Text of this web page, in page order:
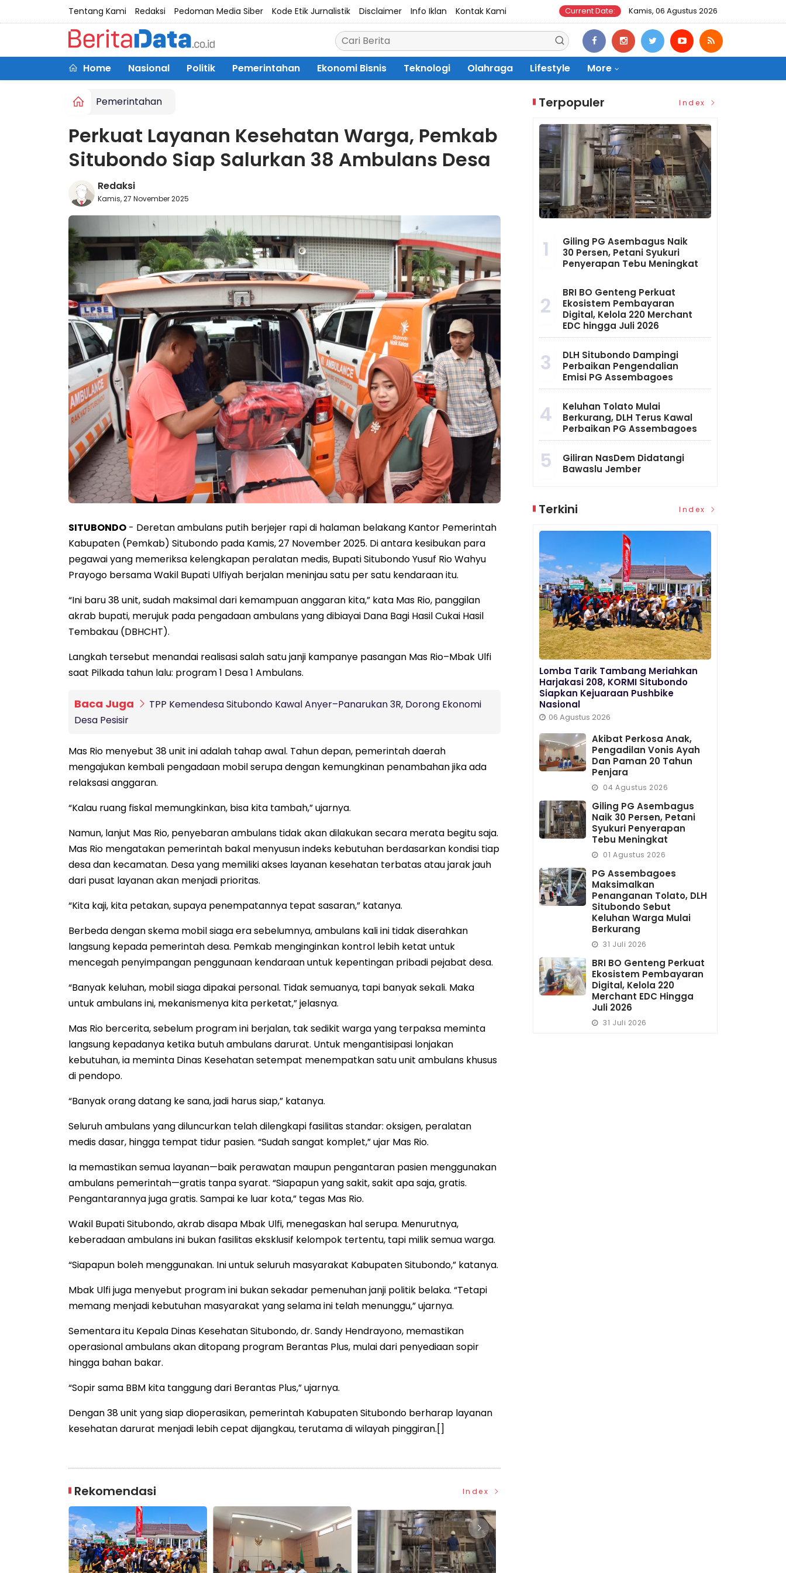
Tentang Kami Redaksi Pedoman Media Siber Kode Etik Jurnalistik Disclaimer Info Iklan Kontak Kami Current Date: Kamis, 06 Agustus 2026
Home Nasional Politik Pemerintahan Ekonomi Bisnis Teknologi Olahraga Lifestyle More
Pemerintahan
Perkuat Layanan Kesehatan Warga, Pemkab
Situbondo Siap Salurkan 38 Ambulans Desa
Redaksi
Kamis, 27 November 2025
SITUBONDO - Deretan ambulans putih berjejer rapi di halaman belakang Kantor Pemerintah
Kabupaten (Pemkab) Situbondo pada Kamis, 27 November 2025. Di antara kesibukan para
pegawai yang memeriksa kelengkapan peralatan medis, Bupati Situbondo Yusuf Rio Wahyu
Prayogo bersama Wakil Bupati Ulfiyah berjalan meninjau satu per satu kendaraan itu.
“Ini baru 38 unit, sudah maksimal dari kemampuan anggaran kita,” kata Mas Rio, panggilan
akrab bupati, merujuk pada pengadaan ambulans yang dibiayai Dana Bagi Hasil Cukai Hasil
Tembakau (DBHCHT).
Langkah tersebut menandai realisasi salah satu janji kampanye pasangan Mas Rio–Mbak Ulfi
saat Pilkada tahun lalu: program 1 Desa 1 Ambulans.
Baca Juga
TPP Kemendesa Situbondo Kawal Anyer–Panarukan 3R, Dorong Ekonomi
Desa Pesisir
Mas Rio menyebut 38 unit ini adalah tahap awal. Tahun depan, pemerintah daerah
mengajukan kembali pengadaan mobil serupa dengan kemungkinan penambahan jika ada
relaksasi anggaran.
“Kalau ruang fiskal memungkinkan, bisa kita tambah,” ujarnya.
Namun, lanjut Mas Rio, penyebaran ambulans tidak akan dilakukan secara merata begitu saja.
Mas Rio mengatakan pemerintah bakal menyusun indeks kebutuhan berdasarkan kondisi tiap
desa dan kecamatan. Desa yang memiliki akses layanan kesehatan terbatas atau jarak jauh
dari pusat layanan akan menjadi prioritas.
“Kita kaji, kita petakan, supaya penempatannya tepat sasaran,” katanya.
Berbeda dengan skema mobil siaga era sebelumnya, ambulans kali ini tidak diserahkan
langsung kepada pemerintah desa. Pemkab menginginkan kontrol lebih ketat untuk
mencegah penyimpangan penggunaan kendaraan untuk kepentingan pribadi pejabat desa.
“Banyak keluhan, mobil siaga dipakai personal. Tidak semuanya, tapi banyak sekali. Maka
untuk ambulans ini, mekanismenya kita perketat,” jelasnya.
Mas Rio bercerita, sebelum program ini berjalan, tak sedikit warga yang terpaksa meminta
langsung kepadanya ketika butuh ambulans darurat. Untuk mengantisipasi lonjakan
kebutuhan, ia meminta Dinas Kesehatan setempat menempatkan satu unit ambulans khusus
di pendopo.
“Banyak orang datang ke sana, jadi harus siap,” katanya.
Seluruh ambulans yang diluncurkan telah dilengkapi fasilitas standar: oksigen, peralatan
medis dasar, hingga tempat tidur pasien. “Sudah sangat komplet,” ujar Mas Rio.
Ia memastikan semua layanan—baik perawatan maupun pengantaran pasien menggunakan
ambulans pemerintah—gratis tanpa syarat. “Siapapun yang sakit, sakit apa saja, gratis.
Pengantarannya juga gratis. Sampai ke luar kota,” tegas Mas Rio.
Wakil Bupati Situbondo, akrab disapa Mbak Ulfi, menegaskan hal serupa. Menurutnya,
keberadaan ambulans ini bukan fasilitas eksklusif kelompok tertentu, tapi milik semua warga.
“Siapapun boleh menggunakan. Ini untuk seluruh masyarakat Kabupaten Situbondo,” katanya.
Mbak Ulfi juga menyebut program ini bukan sekadar pemenuhan janji politik belaka. “Tetapi
memang menjadi kebutuhan masyarakat yang selama ini telah menunggu,” ujarnya.
Sementara itu Kepala Dinas Kesehatan Situbondo, dr. Sandy Hendrayono, memastikan
operasional ambulans akan ditopang program Berantas Plus, mulai dari penyediaan sopir
hingga bahan bakar.
“Sopir sama BBM kita tanggung dari Berantas Plus,” ujarnya.
Dengan 38 unit yang siap dioperasikan, pemerintah Kabupaten Situbondo berharap layanan
kesehatan darurat menjadi lebih cepat dijangkau, terutama di wilayah pinggiran.[]
Rekomendasi Index
Terpopuler Index
1
Giling PG Asembagus Naik
30 Persen, Petani Syukuri
Penyerapan Tebu Meningkat
2
BRI BO Genteng Perkuat
Ekosistem Pembayaran
Digital, Kelola 220 Merchant
EDC hingga Juli 2026
3
DLH Situbondo Dampingi
Perbaikan Pengendalian
Emisi PG Assembagoes
4
Keluhan Tolato Mulai
Berkurang, DLH Terus Kawal
Perbaikan PG Assembagoes
5
Giliran NasDem Didatangi
Bawaslu Jember
Terkini Index
Lomba Tarik Tambang Meriahkan
Harjakasi 208, KORMI Situbondo
Siapkan Kejuaraan Pushbike
Nasional
06 Agustus 2026
Akibat Perkosa Anak,
Pengadilan Vonis Ayah
Dan Paman 20 Tahun
Penjara
04 Agustus 2026
Giling PG Asembagus
Naik 30 Persen, Petani
Syukuri Penyerapan
Tebu Meningkat
01 Agustus 2026
PG Assembagoes
Maksimalkan
Penanganan Tolato, DLH
Situbondo Sebut
Keluhan Warga Mulai
Berkurang
31 Juli 2026
BRI BO Genteng Perkuat
Ekosistem Pembayaran
Digital, Kelola 220
Merchant EDC Hingga
Juli 2026
31 Juli 2026